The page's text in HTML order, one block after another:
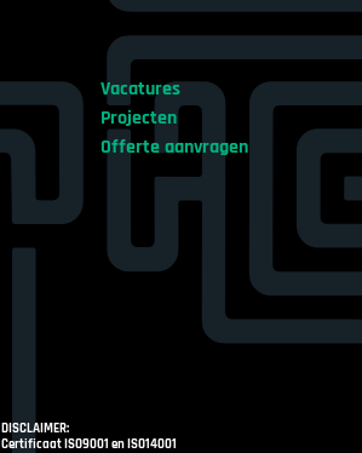
Vacatures
Projecten
Offerte aanvragen
DISCLAIMER:
Certificaat ISO9001 en ISO14001